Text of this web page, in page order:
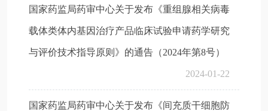
国家药监局药审中心关于发布《重组腺相关病毒
载体类体内基因治疗产品临床试验申请药学研究
与评价技术指导原则》的通告（2024年第8号）
2024-01-22
国家药监局药审中心关于发布《间充质干细胞防